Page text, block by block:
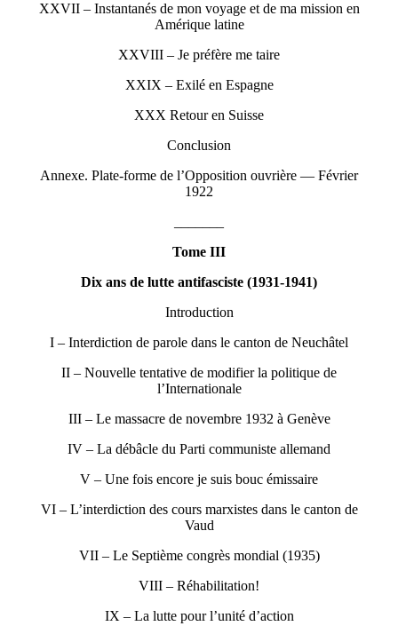
XXVII – Instantanés de mon voyage et de ma mission en
Amérique latine
XXVIII – Je préfère me taire
XXIX – Exilé en Espagne
XXX Retour en Suisse
Conclusion
Annexe. Plate-forme de l’Opposition ouvrière — Février
1922
Tome III
Dix ans de lutte antifasciste (1931-1941)
Introduction
I – Interdiction de parole dans le canton de Neuchâtel
II – Nouvelle tentative de modifier la politique de
l’Internationale
III – Le massacre de novembre 1932 à Genève
IV – La débâcle du Parti communiste allemand
V – Une fois encore je suis bouc émissaire
VI – L’interdiction des cours marxistes dans le canton de
Vaud
VII – Le Septième congrès mondial (1935)
VIII – Réhabilitation!
IX – La lutte pour l’unité d’action